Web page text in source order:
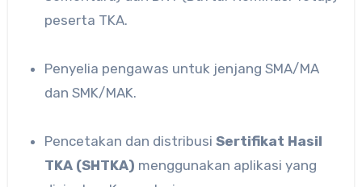
peserta TKA.
Penyelia pengawas untuk jenjang SMA/MA
dan SMK/MAK.
Pencetakan dan distribusiSertifikat Hasil
TKA (SHTKA) menggunakan aplikasi yang